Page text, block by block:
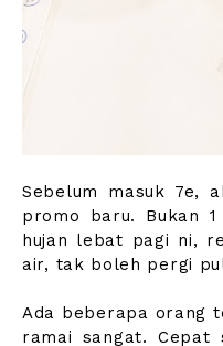
Sebelum masuk 7e,
promo baru. Bukan
hujan lebat pagi ni,
air, tak boleh pergi
Ada beberapa orang
ramai sangat.